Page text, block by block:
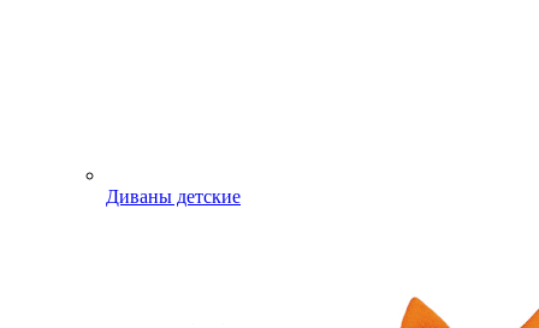
Диваны детские